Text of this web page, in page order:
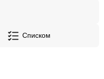
Списком